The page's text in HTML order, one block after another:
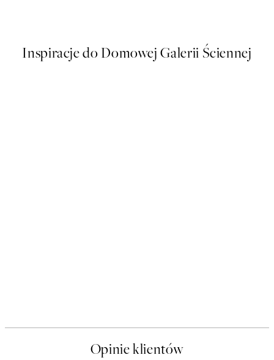
Inspiracje do Domowej Galerii Ściennej
Opinie klientów